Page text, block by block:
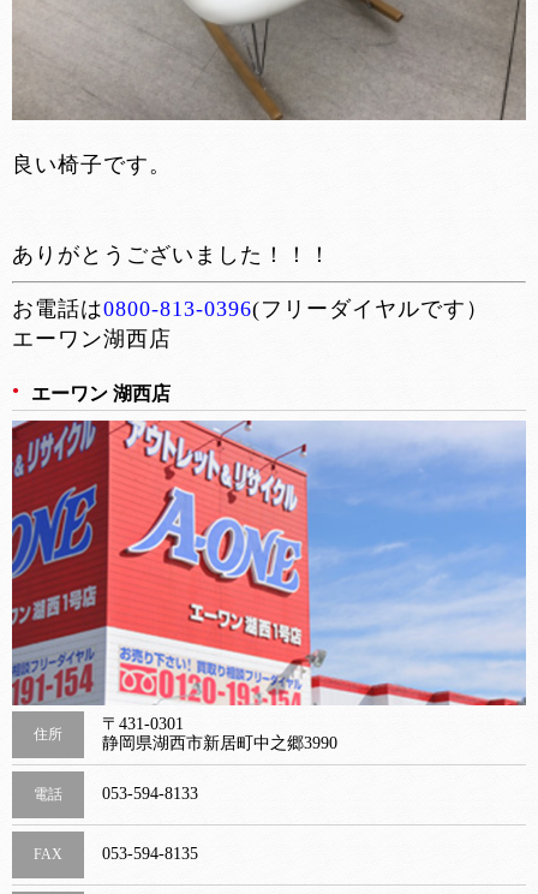
良い椅子です。
ありがとうございました！！！
お電話は0800-813-0396(フリーダイヤルです）
エーワン湖西店
エーワン 湖西店
住所
〒431-0301
静岡県湖西市新居町中之郷3990
電話 053-594-8133
FAX 053-594-8135